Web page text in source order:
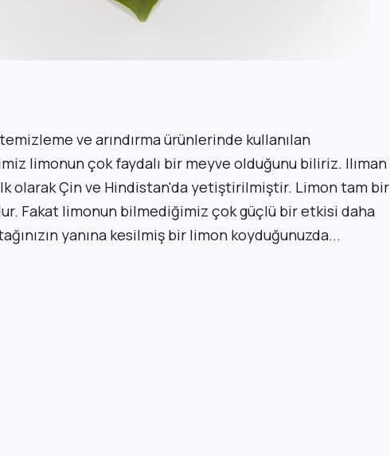
ve arındırma ürünlerinde kullanılan
limonun çok faydalı bir meyve olduğunu biliriz. Ilıman
olarak Çin ve Hindistan'da yetiştirilmiştir. Limon tam bir
Fakat limonun bilmediğimiz çok güçlü bir etkisi daha
yanına kesilmiş bir limon koyduğunuzda...